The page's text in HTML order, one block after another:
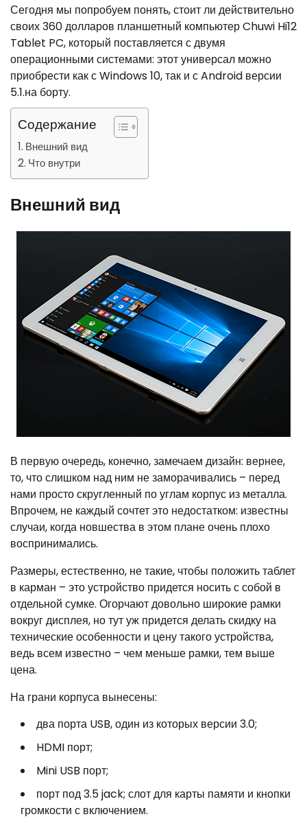
Сегодня мы попробуем понять, стоит ли действительно
своих 360 долларов планшетный компьютер Chuwi Hi12
Tablet PC, который поставляется с двумя
операционными системами: этот универсал можно
приобрести как с Windows 10, так и с Android версии
5.1.на борту.
Содержание
Внешний вид
Что внутри
Внешний вид
В первую очередь, конечно, замечаем дизайн: вернее,
то, что слишком над ним не заморачивались – перед
нами просто скругленный по углам корпус из металла.
Впрочем, не каждый сочтет это недостатком: известны
случаи, когда новшества в этом плане очень плохо
воспринимались.
Размеры, естественно, не такие, чтобы положить таблет
в карман – это устройство придется носить с собой в
отдельной сумке. Огорчают довольно широкие рамки
вокруг дисплея, но тут уж придется делать скидку на
технические особенности и цену такого устройства,
ведь всем известно – чем меньше рамки, тем выше
цена.
На грани корпуса вынесены:
два порта USB, один из которых версии 3.0;
HDMI порт;
Mini USB порт;
порт под 3.5 jack; слот для карты памяти и кнопки
громкости с включением.